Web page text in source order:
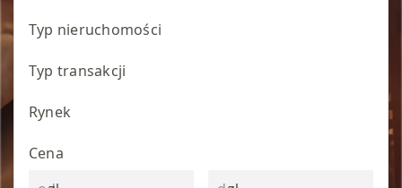
Typ nieruchomości
Typ transakcji
Rynek
Cena